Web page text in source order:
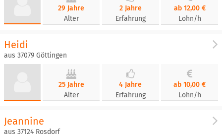
29 Jahre
Alter
2 Jahre
Erfahrung
ab 12,00 €
Lohn/h
Heidi
aus 37079 Göttingen
25 Jahre
Alter
4 Jahre
Erfahrung
ab 10,00 €
Lohn/h
Jeannine
aus 37124 Rosdorf